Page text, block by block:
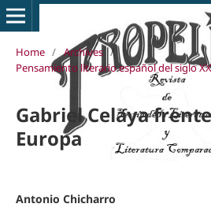
Home / Archives /
Pensamiento literario español del siglo
Gabriel Celaya
Europa
Antonio Chicharro